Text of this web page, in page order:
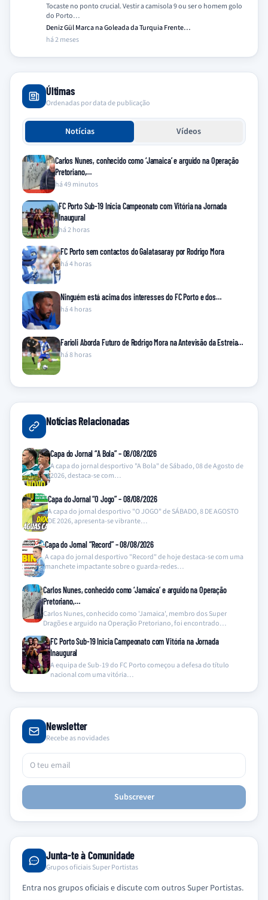
Tocaste no ponto crucial. Vestir a camisola 9 ou ser o homem golo
do Porto…
Deniz Gül Marca na Goleada da Turquia Frente…
há 2 meses
Últimas
Ordenadas por data de publicação
Notícias Vídeos
Carlos Nunes, conhecido como ‘Jamaica’ e arguido na Operação
Pretoriano,…
há 49 minutos
FC Porto Sub-19 Inicia Campeonato com Vitória na Jornada
Inaugural
há 2 horas
FC Porto sem contactos do Galatasaray por Rodrigo Mora
há 4 horas
Ninguém está acima dos interesses do FC Porto e dos…
há 4 horas
Farioli Aborda Futuro de Rodrigo Mora na Antevisão da Estreia…
há 8 horas
Notícias Relacionadas
Capa do Jornal “A Bola” – 08/08/2026
A capa do jornal desportivo "A Bola" de Sábado, 08 de Agosto de
2026, destaca-se com…
Capa do Jornal “O Jogo” – 08/08/2026
A capa do jornal desportivo "O JOGO" de SÁBADO, 8 DE AGOSTO
DE 2026, apresenta-se vibrante…
Capa do Jornal “Record” – 08/08/2026
A capa do jornal desportivo "Record" de hoje destaca-se com uma
manchete impactante sobre o guarda-redes…
Carlos Nunes, conhecido como ‘Jamaica’ e arguido na Operação
Pretoriano,…
Carlos Nunes, conhecido como 'Jamaica', membro dos Super
Dragões e arguido na Operação Pretoriano, foi encontrado…
FC Porto Sub-19 Inicia Campeonato com Vitória na Jornada
Inaugural
A equipa de Sub-19 do FC Porto começou a defesa do título
nacional com uma vitória…
Newsletter
Recebe as novidades
Subscrever
Junta-te à Comunidade
Grupos oficiais Super Portistas
Entra nos grupos oficiais e discute com outros Super Portistas.